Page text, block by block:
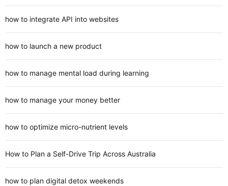
how to integrate API into websites
how to launch a new product
how to manage mental load during learning
how to manage your money better
how to optimize micro-nutrient levels
How to Plan a Self-Drive Trip Across Australia
how to plan digital detox weekends